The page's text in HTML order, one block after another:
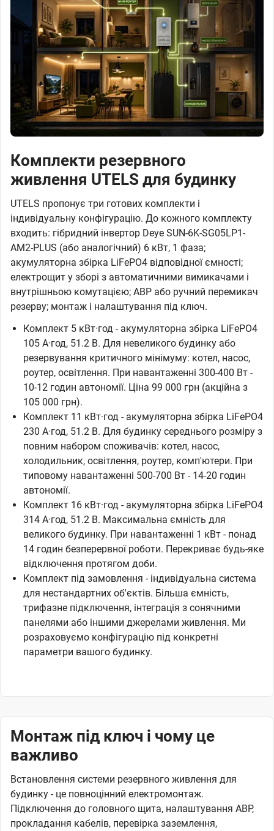
Комплекти резервного
живлення UTELS для будинку
UTELS пропонує три готових комплекти і
індивідуальну конфігурацію. До кожного комплекту
входить: гібридний інвертор Deye SUN-6K-SG05LP1-
AM2-PLUS (або аналогічний) 6 кВт, 1 фаза;
акумуляторна збірка LiFePO4 відповідної ємності;
електрощит у зборі з автоматичними вимикачами і
внутрішньою комутацією; АВР або ручний перемикач
резерву; монтаж і налаштування під ключ.
Комплект 5 кВт·год - акумуляторна збірка LiFePO4
105 А·год, 51.2 В. Для невеликого будинку або
резервування критичного мінімуму: котел, насос,
роутер, освітлення. При навантаженні 300-400 Вт -
10-12 годин автономії. Ціна 99 000 грн (акційна з
105 000 грн).
Комплект 11 кВт·год - акумуляторна збірка LiFePO4
230 А·год, 51.2 В. Для будинку середнього розміру з
повним набором споживачів: котел, насос,
холодильник, освітлення, роутер, комп'ютери. При
типовому навантаженні 500-700 Вт - 14-20 годин
автономії.
Комплект 16 кВт·год - акумуляторна збірка LiFePO4
314 А·год, 51.2 В. Максимальна ємність для
великого будинку. При навантаженні 1 кВт - понад
14 годин безперервної роботи. Перекриває будь-яке
відключення протягом доби.
Комплект під замовлення - індивідуальна система
для нестандартних об'єктів. Більша ємність,
трифазне підключення, інтеграція з сонячними
панелями або іншими джерелами живлення. Ми
розраховуємо конфігурацію під конкретні
параметри вашого будинку.
Монтаж під ключ і чому це
важливо
Встановлення системи резервного живлення для
будинку - це повноцінний електромонтаж.
Підключення до головного щита, налаштування АВР,
прокладання кабелів, перевірка заземлення,